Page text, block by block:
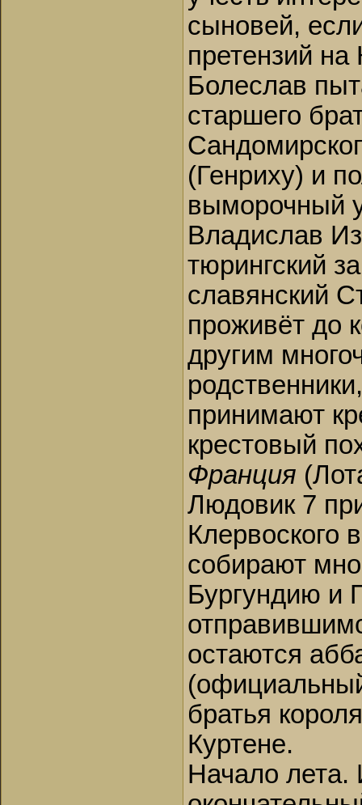
сыновей,
претензий на
Болеслав
старшего
(Генриху) и
выморочный
Владислав
тюрингский
славянский
проживёт до
другим
принимают
крестовый
Франция
Людовик 7
Клервоского
собирают
Бургундию и
остаются
братья
Куртене.
Начало лета.